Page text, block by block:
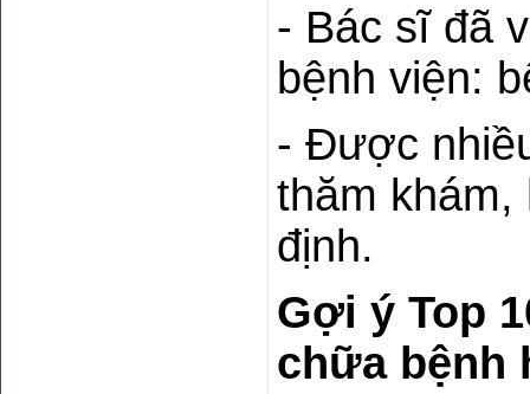
- Bác sĩ đã
bệnh viện:
- Được
thăm khám,
định.
Gợi ý Top
chữa bệnh